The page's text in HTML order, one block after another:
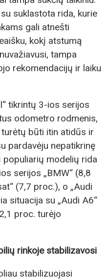
suklastota rida, kurie
gali atnešti
kokį atstumą
tampa
rekomendacijų ir laiku
tikrintų 3-ios serijos
odometro rodmenis,
būti itin atidūs ir
pardavėju nepatikrinę
modelių rida
serijos „BMW“ (8,8
(7,7 proc.), o „Audi
situacija su „Audi A6“
proc. turėjo
rinkoje stabilizavosi
stabilizuojasi